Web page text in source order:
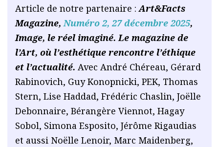
Article de notre partenaire :Art&Facts
Magazine, Numéro 2, 27 décembre 2025,
Image, le réel imaginé. Le magazine de
l’Art, où l’esthétique rencontre l’éthique
et l’actualité. Avec André Chéreau, Gérard
Rabinovich, Guy Konopnicki, PEK, Thomas
Stern, Lise Haddad, Frédéric Chaslin, Joëlle
Debonnaire, Bérangère Viennot, Hagay
Sobol, Simona Esposito, Jérôme Rigaudias
et aussi Noëlle Lenoir, Marc Maidenberg,